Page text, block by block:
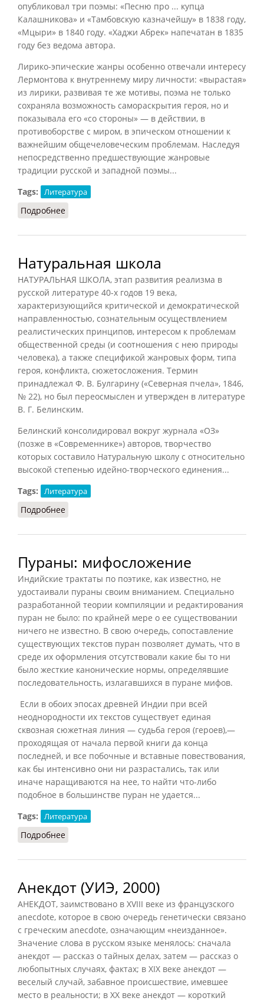
опубликовал три поэмы: «Песню про ... купца
Калашникова» и «Тамбовскую казначейшу» в 1838 году,
«Мцыри» в 1840 году. «Хаджи Абрек» напечатан в 1835
году без ведома автора.
Лирико-эпические жанры особенно отвечали интересу
Лермонтова к внутреннему миру личности: «вырастая»
из лирики, развивая те же мотивы, поэма не только
сохраняла возможность самораскрытия героя, но и
показывала его «со стороны» — в действии, в
противоборстве с миром, в эпическом отношении к
важнейшим общечеловеческим проблемам. Наследуя
непосредственно предшествующие жанровые
традиции русской и западной поэмы...
Tags:
Литература
Подробнее
Натуральная школа
НАТУРАЛЬНАЯ ШКОЛА, этап развития реализма в
русской литературе 40-х годов 19 века,
характеризующийся критической и демократической
направленностью, сознательным осуществлением
реалистических принципов, интересом к проблемам
общественной среды (и соотношения с нею природы
человека), а также спецификой жанровых форм, типа
героя, конфликта, сюжетосложения. Термин
принадлежал Ф. В. Булгарину («Северная пчела», 1846,
№ 22), но был переосмыслен и утвержден в литературе
В. Г. Белинским.
Белинский консолидировал вокруг журнала «ОЗ»
(позже в «Современнике») авторов, творчество
которых составило Натуральную школу с относительно
высокой степенью идейно-творческого единения...
Tags:
Литература
Подробнее
Пураны: мифосложение
Индийские трактаты по поэтике, как известно, не
удостаивали пураны своим вниманием. Специально
разработанной теории компиляции и редактирования
пуран не было: по крайней мере о ее существовании
ничего не известно. В свою очередь, сопоставление
существующих текстов пуран позволяет думать, что в
среде их оформления отсутствовали какие бы то ни
было жесткие канонические нормы, определявшие
последовательность, излагавшихся в пуране мифов.
Если в обоих эпосах древней Индии при всей
неоднородности их текстов существует единая
сквозная сюжетная линия — судьба героя (героев),—
проходящая от начала первой книги да конца
последней, и все побочные и вставные повествования,
как бы интенсивно они ни разрастались, так или
иначе наращиваются на нее, то найти что-либо
подобное в большинстве пуран не удается...
Tags:
Литература
Подробнее
Анекдот (УИЭ, 2000)
АНЕКДОТ, заимствовано в XVIII веке из французского
anecdote, которое в свою очередь генетически связано
с греческим anecdote, означающим «неизданное».
Значение слова в русском языке менялось: сначала
анекдот — рассказ о тайных делах, затем — рассказ о
любопытных случаях, фактах; в XIX веке анекдот —
веселый случай, забавное происшествие, имевшее
место в реальности; в XX веке анекдот — короткий